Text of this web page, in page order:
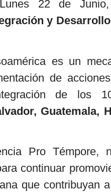
22 de
y
es un
de
de los
Guatemala,
Pro Témpore,
continuar
que contribuyan